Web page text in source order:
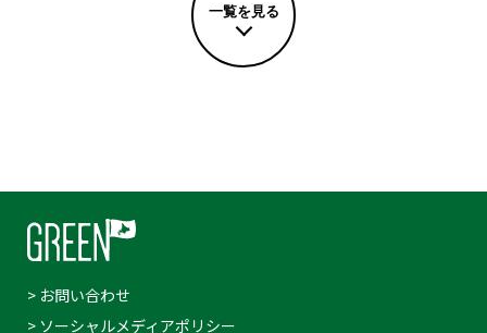
一覧を見る
> お問い合わせ
> ソーシャルメディアポリシー